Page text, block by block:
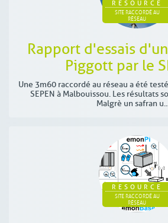
RESOURCE
SITE RACCORDÉ AU
RÉSEAU
Rapport d'essais
Piggott par le
Une 3m60 raccordé au réseau a été
SEPEN à Malbouissou. Les résultats
Malgrè un safran
RESOURCE
SITE RACCORDÉ AU
RÉSEAU